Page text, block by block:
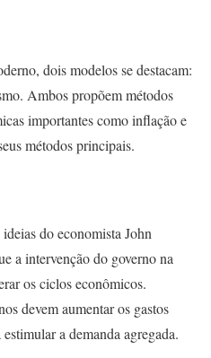
dois modelos se destacam:
Ambos propõem métodos
importantes como inflação e
métodos principais.
do economista John
a intervenção do governo na
os ciclos econômicos.
devem aumentar os gastos
a demanda agregada.